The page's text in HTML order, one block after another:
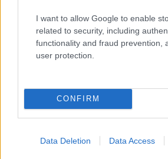
I want to allow Google to enable
related to security, including
functionality and fraud prevention,
user protection.
CONFIRM
Data Deletion Data Access
17:40